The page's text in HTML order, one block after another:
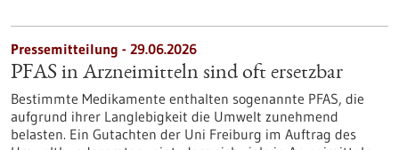
Pressemitteilung - 29.06.2026
PFAS in Arzneimitteln sind oft ersetzbar
Bestimmte Medikamente enthalten sogenannte PFAS, die
aufgrund ihrer Langlebigkeit die Umwelt zunehmend
belasten. Ein Gutachten der Uni Freiburg im Auftrag des